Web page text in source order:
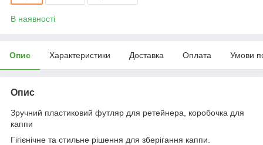
В наявності
Опис Характеристики Доставка Оплата Умови
Опис
Зручний пластиковий футляр для ретейнера, коробочка для
каппи
Гігієнічне та стильне рішення для зберігання каппи.